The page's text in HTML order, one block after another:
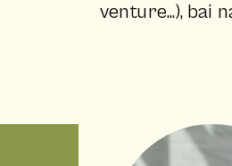
venture...), bai